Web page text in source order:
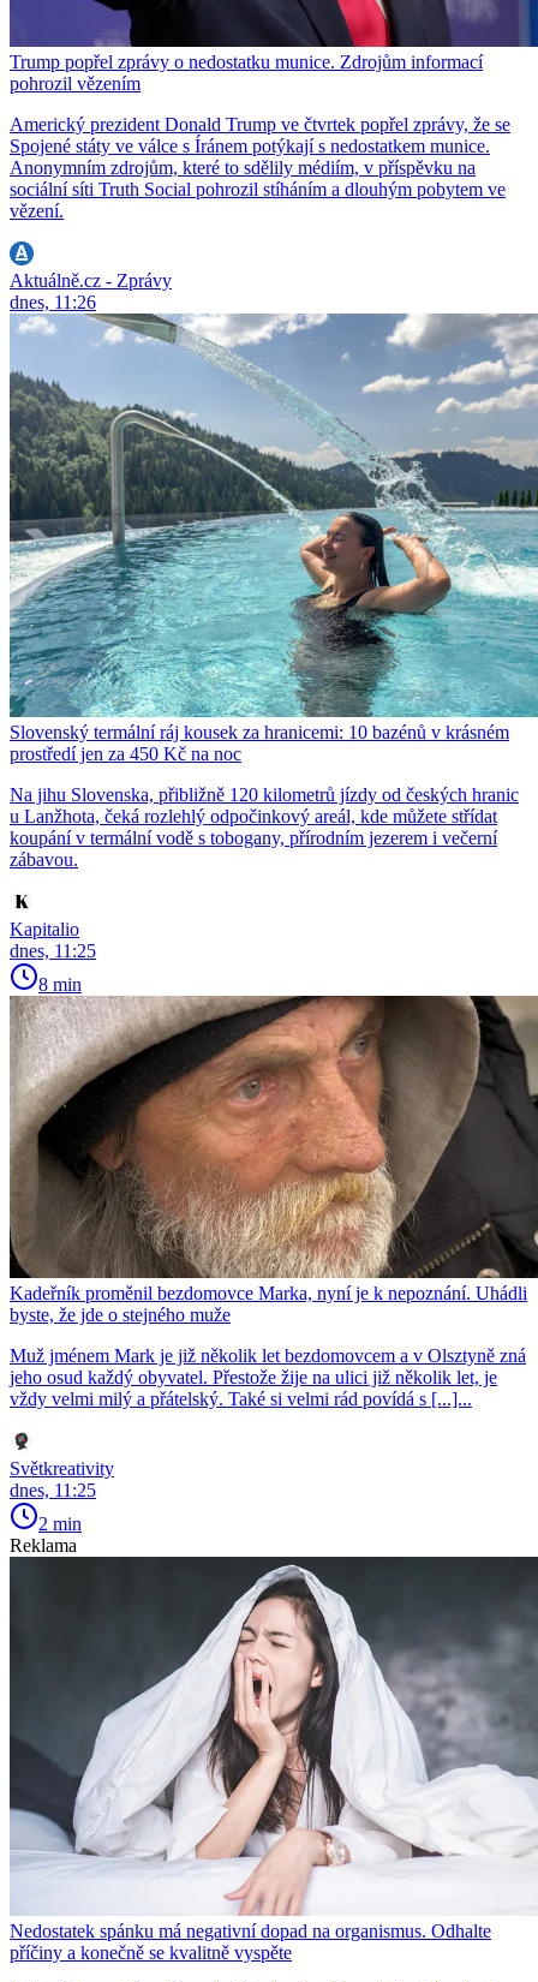
Trump popřel zprávy o nedostatku munice. Zdrojům informací
pohrozil vězením
Americký prezident Donald Trump ve čtvrtek popřel zprávy, že se
Spojené státy ve válce s Íránem potýkají s nedostatkem munice.
Anonymním zdrojům, které to sdělily médiím, v příspěvku na
sociální síti Truth Social pohrozil stíháním a dlouhým pobytem ve
vězení.
Aktuálně.cz - Zprávy
dnes, 11:26
Slovenský termální ráj kousek za hranicemi: 10 bazénů v krásném
prostředí jen za 450 Kč na noc
Na jihu Slovenska, přibližně 120 kilometrů jízdy od českých hranic
u Lanžhota, čeká rozlehlý odpočinkový areál, kde můžete střídat
koupání v termální vodě s tobogany, přírodním jezerem i večerní
zábavou.
Kapitalio
dnes, 11:25
8 min
Kadeřník proměnil bezdomovce Marka, nyní je k nepoznání. Uhádli
byste, že jde o stejného muže
Muž jménem Mark je již několik let bezdomovcem a v Olsztyně zná
jeho osud každý obyvatel. Přestože žije na ulici již několik let, je
vždy velmi milý a přátelský. Také si velmi rád povídá s [...]...
Světkreativity
dnes, 11:25
2 min
Reklama
Nedostatek spánku má negativní dopad na organismus. Odhalte
příčiny a konečně se kvalitně vyspěte